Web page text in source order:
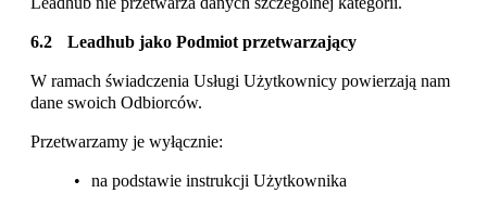
Leadhub jako Podmiot przetwarzający
W ramach świadczenia Usługi Użytkownicy powierzają nam
dane swoich Odbiorców.
Przetwarzamy je wyłącznie:
na podstawie instrukcji Użytkownika